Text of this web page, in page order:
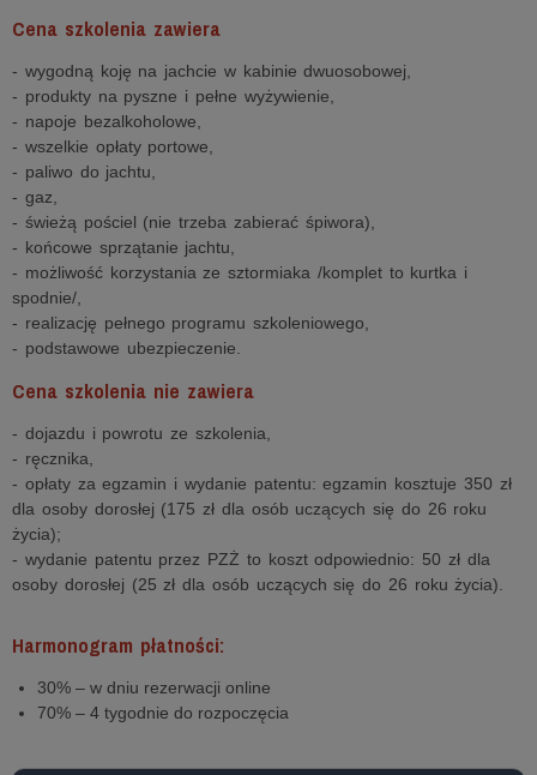
Cena szkolenia zawiera
- wygodną koję na jachcie w kabinie dwuosobowej,
- produkty na pyszne i pełne wyżywienie,
- napoje bezalkoholowe,
- wszelkie opłaty portowe,
- paliwo do jachtu,
- gaz,
- świeżą pościel (nie trzeba zabierać śpiwora),
- końcowe sprzątanie jachtu,
- możliwość korzystania ze sztormiaka /komplet to kurtka i
spodnie/,
- realizację pełnego programu szkoleniowego,
- podstawowe ubezpieczenie.
Cena szkolenia nie zawiera
- dojazdu i powrotu ze szkolenia,
- ręcznika,
- opłaty za egzamin i wydanie patentu: egzamin kosztuje 350 zł
dla osoby dorosłej (175 zł dla osób uczących się do 26 roku
życia);
- wydanie patentu przez PZŻ to koszt odpowiednio: 50 zł dla
osoby dorosłej (25 zł dla osób uczących się do 26 roku życia).
Harmonogram płatności:
30% – w dniu rezerwacji online
70% – 4 tygodnie do rozpoczęcia